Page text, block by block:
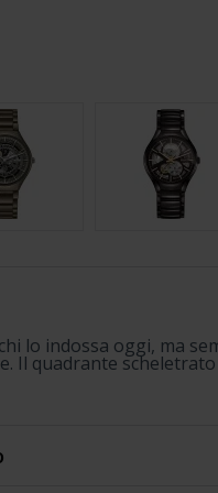
lo indossa oggi, ma
Il quadrante